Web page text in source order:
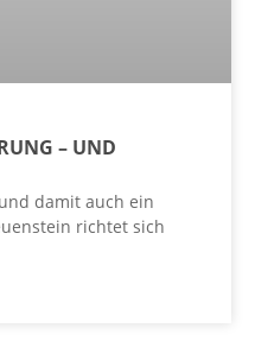
– UND
damit auch ein
richtet sich